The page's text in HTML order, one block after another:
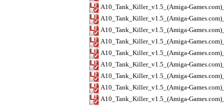
A10_Tank_Killer_v1.5_(Amiga-
A10_Tank_Killer_v1.5_(Amiga-
A10_Tank_Killer_v1.5_(Amiga-
A10_Tank_Killer_v1.5_(Amiga-
A10_Tank_Killer_v1.5_(Amiga-
A10_Tank_Killer_v1.5_(Amiga-
A10_Tank_Killer_v1.5_(Amiga-
A10_Tank_Killer_v1.5_(Amiga-
A10_Tank_Killer_v1.5_(Amiga-